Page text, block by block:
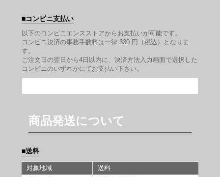
コンビニ支払い
以下のコンビニエンスストアからお支払いが可能です。
コンビニ決済の事務手数料は一律 330 円（税込）となりま
す。
ご注文日の翌日から4日以内に、決済方法入力画面で選択した
コンビニのいずれかにてお支払い下さい。
商品発送について
送料
対象地域
送料